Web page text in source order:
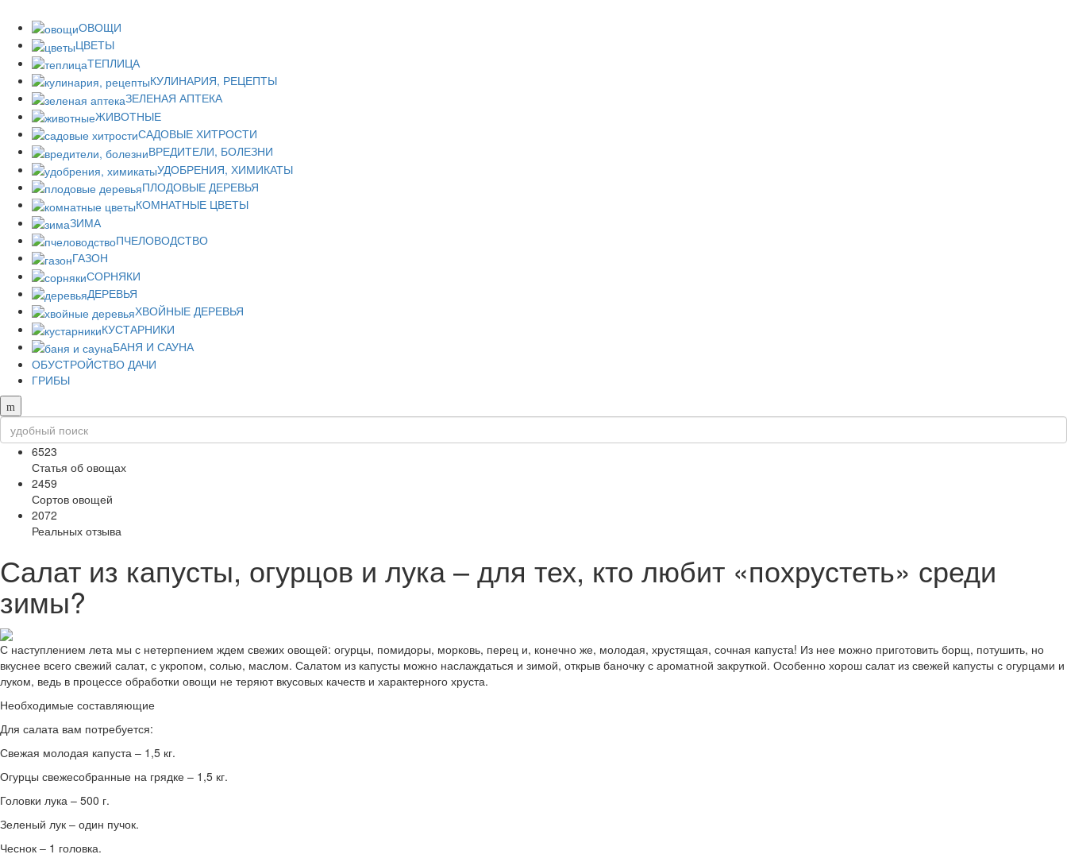
ОВОЩИ
ЦВЕТЫ
ТЕПЛИЦА
КУЛИНАРИЯ, РЕЦЕПТЫ
ЗЕЛЕНАЯ АПТЕКА
ЖИВОТНЫЕ
САДОВЫЕ ХИТРОСТИ
ВРЕДИТЕЛИ, БОЛЕЗНИ
УДОБРЕНИЯ, ХИМИКАТЫ
ПЛОДОВЫЕ ДЕРЕВЬЯ
КОМНАТНЫЕ ЦВЕТЫ
ЗИМА
ПЧЕЛОВОДСТВО
ГАЗОН
СОРНЯКИ
ДЕРЕВЬЯ
ХВОЙНЫЕ ДЕРЕВЬЯ
КУСТАРНИКИ
БАНЯ И САУНА
ОБУСТРОЙСТВО ДАЧИ
ГРИБЫ
6523
Статья об овощах
2459
Сортов овощей
2072
Реальных отзыва
Салат из капусты, огурцов и лука – для тех, кто любит «похрустеть» среди
зимы?
С наступлением лета мы с нетерпением ждем свежих овощей: огурцы, помидоры, морковь, перец и, конечно же, молодая, хрустящая, сочная капуста! Из нее можно приготовить борщ, потушить, но
вкуснее всего свежий салат, с укропом, солью, маслом. Салатом из капусты можно наслаждаться и зимой, открыв баночку с ароматной закруткой. Особенно хорош салат из свежей капусты с огурцами и
луком, ведь в процессе обработки овощи не теряют вкусовых качеств и характерного хруста.
Необходимые составляющие
Для салата вам потребуется:
Свежая молодая капуста – 1,5 кг.
Огурцы свежесобранные на грядке – 1,5 кг.
Головки лука – 500 г.
Зеленый лук – один пучок.
Чеснок – 1 головка.